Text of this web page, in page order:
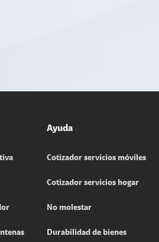
Ayuda
Cotizador servicios móviles
Cotizador servicios hogar
No molestar
Durabilidad de bienes